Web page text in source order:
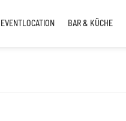
EVENTLOCATION BAR & KÜCHE